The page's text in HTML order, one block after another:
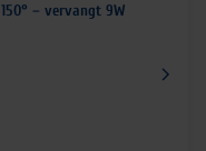
– vervangt 9W